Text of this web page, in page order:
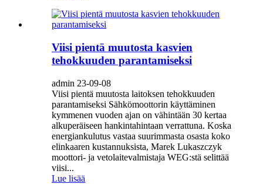
Viisi pientä muutosta kasvien
tehokkuuden parantamiseksi
admin 23-09-08
Viisi pientä muutosta laitoksen tehokkuuden
parantamiseksi Sähkömoottorin käyttäminen
kymmenen vuoden ajan on vähintään 30 kertaa
alkuperäiseen hankintahintaan verrattuna. Koska
energiankulutus vastaa suurimmasta osasta koko
elinkaaren kustannuksista, Marek Lukaszczyk
moottori- ja vetolaitevalmistaja WEG:stä selittää
viisi...
Lue lisää